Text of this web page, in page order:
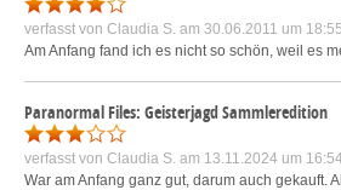
verfasst von Claudia S. am 30.06.2011 um 18:55
Am Anfang fand ich es nicht so schön, weil es
Paranormal Files: Geisterjagd Sammleredition
verfasst von Claudia S. am 13.11.2024 um 16:54
War am Anfang ganz gut, darum auch gekauft.